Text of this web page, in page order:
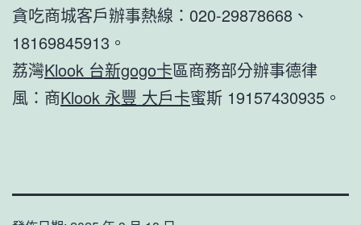
貪吃商城客戶辦事熱線：020-29878668、
18169845913。
荔灣Klook 台新gogo卡區商務部分辦事德律
風：商Klook 永豐 大戶卡蜜斯 19157430935。